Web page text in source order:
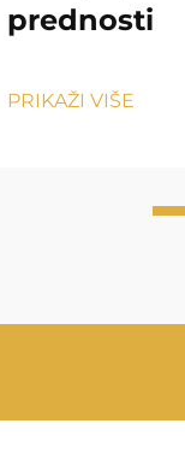
prednosti
PRIKAŽI VIŠE